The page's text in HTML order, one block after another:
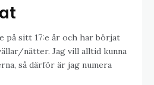
på sitt 17:e år och har börjat
nätter. Jag vill alltid kunna
så därför är jag numera